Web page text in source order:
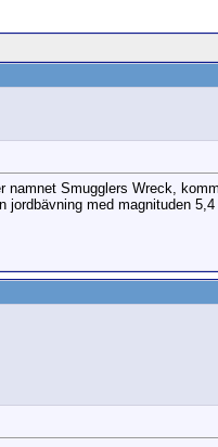
namnet Smugglers Wreck,
jordbävning med magnituden 5,4